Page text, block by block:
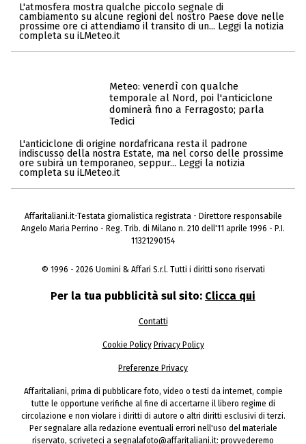
L'atmosfera mostra qualche piccolo segnale di
cambiamento su alcune regioni del nostro Paese dove nelle
prossime ore ci attendiamo il transito di un... Leggi la notizia
completa su iLMeteo.it
Meteo: venerdì con qualche
temporale al Nord, poi l'anticiclone
dominerà fino a Ferragosto; parla
Tedici
L'anticiclone di origine nordafricana resta il padrone
indiscusso della nostra Estate, ma nel corso delle prossime
ore subirà un temporaneo, seppur... Leggi la notizia
completa su iLMeteo.it
Affaritaliani.it-Testata giornalistica registrata - Direttore responsabile
Angelo Maria Perrino - Reg. Trib. di Milano n. 210 dell'11 aprile 1996 - P.I.
11321290154
© 1996 - 2026 Uomini & Affari S.r.l. Tutti i diritti sono riservati
Per la tua pubblicità sul sito: Clicca qui
Contatti
Cookie Policy Privacy Policy
Preferenze Privacy
Affaritaliani, prima di pubblicare foto, video o testi da internet, compie
tutte le opportune verifiche al fine di accertarne il libero regime di
circolazione e non violare i diritti di autore o altri diritti esclusivi di terzi.
Per segnalare alla redazione eventuali errori nell'uso del materiale
riservato, scriveteci a segnalafoto@affaritaliani.it: provvederemo